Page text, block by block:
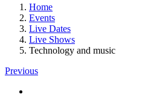
Home
Events
Live Dates
Live Shows
Technology and music
Previous